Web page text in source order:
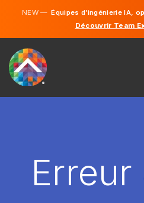
NEW —Équipes d’ingénierie IA,
Découvrir Team